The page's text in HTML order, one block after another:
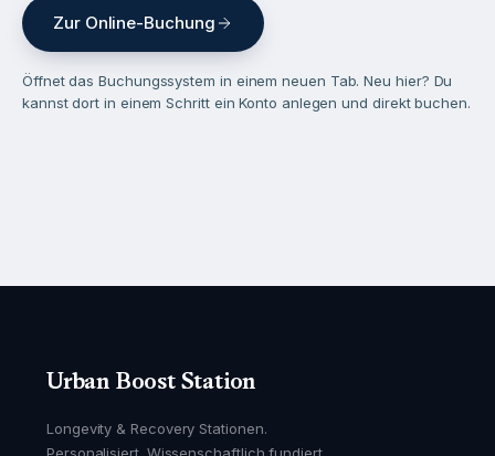
Zur Online-Buchung
Öffnet das Buchungssystem in einem neuen Tab. Neu hier? Du
kannst dort in einem Schritt ein Konto anlegen und direkt buchen.
Urban Boost Station
Longevity & Recovery Stationen.